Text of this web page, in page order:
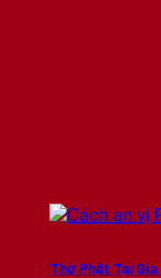
Thờ Phật Tại